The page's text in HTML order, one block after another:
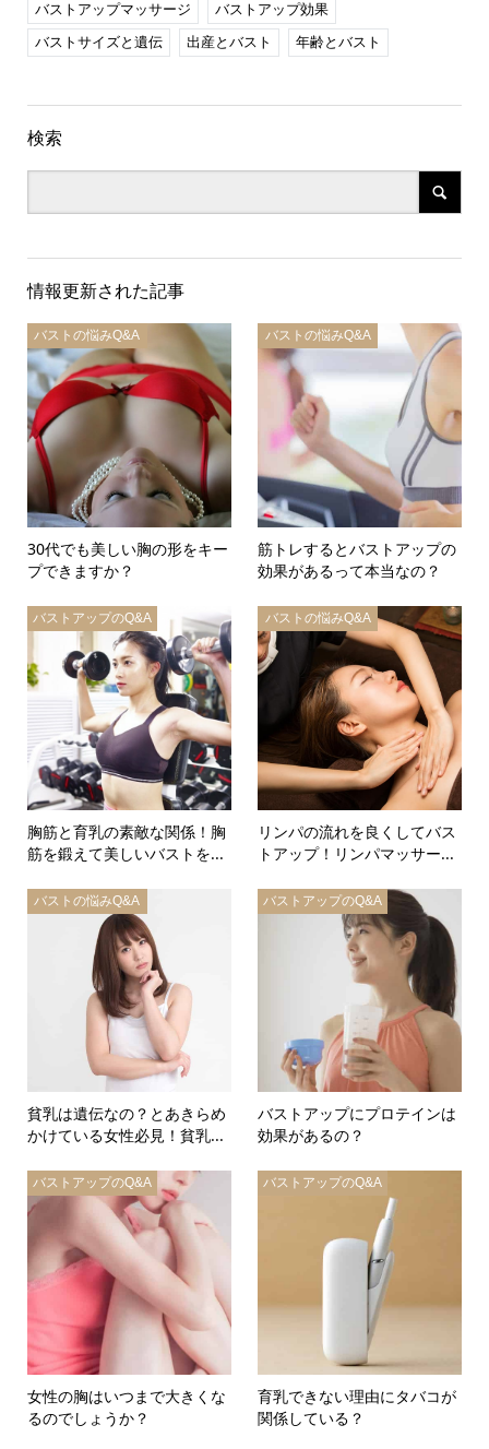
バストアップマッサージ
バストアップ効果
バストサイズと遺伝
出産とバスト 年齢とバスト
検索
情報更新された記事
バストの悩みQ&A
30代でも美しい胸の形をキー
プできますか？
バストの悩みQ&A
筋トレするとバストアップの
効果があるって本当なの？
バストアップのQ&A
胸筋と育乳の素敵な関係！胸
筋を鍛えて美しいバストを...
バストの悩みQ&A
リンパの流れを良くしてバス
トアップ！リンパマッサー...
バストの悩みQ&A
貧乳は遺伝なの？とあきらめ
かけている女性必見！貧乳...
バストアップのQ&A
バストアップにプロテインは
効果があるの？
バストアップのQ&A
女性の胸はいつまで大きくな
るのでしょうか？
バストアップのQ&A
育乳できない理由にタバコが
関係している？